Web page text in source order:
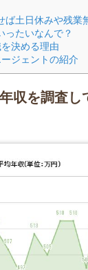
ば土日休みや残業
ったいなんで？
決める理由
ジェントの紹介
収を調査し